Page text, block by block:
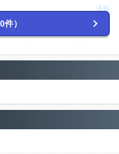
通報
くて1脱出な盤面で鹿を持
していなかったためにチ
たのでマイナーパークvs
0%
）